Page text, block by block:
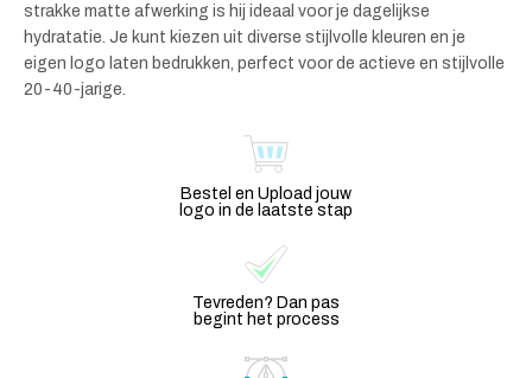
strakke matte afwerking is hij ideaal voor je dagelijkse
hydratatie. Je kunt kiezen uit diverse stijlvolle kleuren en je
eigen logo laten bedrukken, perfect voor de actieve en stijlvolle
20-40-jarige.
Bestel en Upload jouw
logo in de laatste stap
Tevreden? Dan pas
begint het process